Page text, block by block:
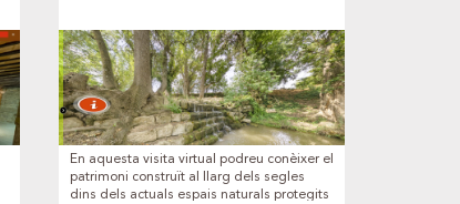
En aquesta visita virtual podreu conèixer el
patrimoni construït al llarg dels segles
dins dels actuals espais naturals protegits